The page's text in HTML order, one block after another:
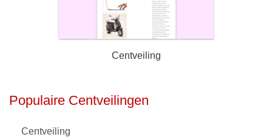
Centveiling
Populaire Centveilingen
Centveiling